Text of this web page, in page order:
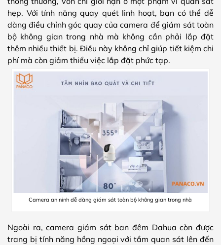
hẹp. Với tính năng quay quét linh hoạt, bạn có thể dễ
dàng điều chỉnh góc quay của camera để giám sát toàn
bộ không gian trong nhà mà không cần phải lắp đặt
thêm nhiều thiết bị. Điều này không chỉ giúp tiết kiệm chi
phí mà còn giảm thiểu việc lắp đặt phức tạp.
Camera an ninh dễ dàng giám sát toàn bộ không gian trong nhà
Ngoài ra, camera giám sát ban đêm Dahua còn được
trang bị tính năng hồng ngoại với tầm quan sát lên đến